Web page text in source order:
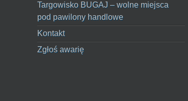
Targowisko BUGAJ – wolne miejsca
pod pawilony handlowe
Kontakt
Zgłoś awarię